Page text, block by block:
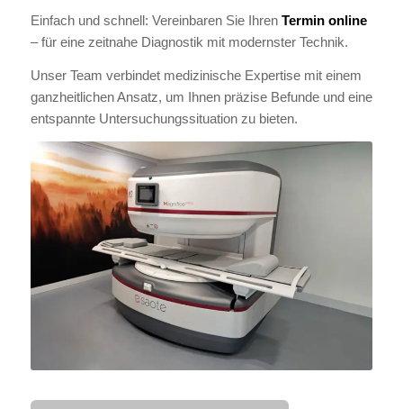
Einfach und schnell: Vereinbaren Sie IhrenTermin online
– für eine zeitnahe Diagnostik mit modernster Technik.
Unser Team verbindet medizinische Expertise mit einem
ganzheitlichen Ansatz, um Ihnen präzise Befunde und eine
entspannte Untersuchungssituation zu bieten.